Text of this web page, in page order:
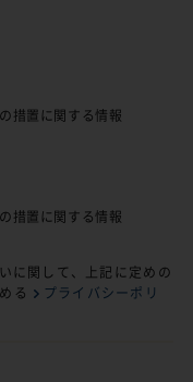
措置に関する情報
措置に関する情報
に関して、上記に定めの
る
プライバシーポリ